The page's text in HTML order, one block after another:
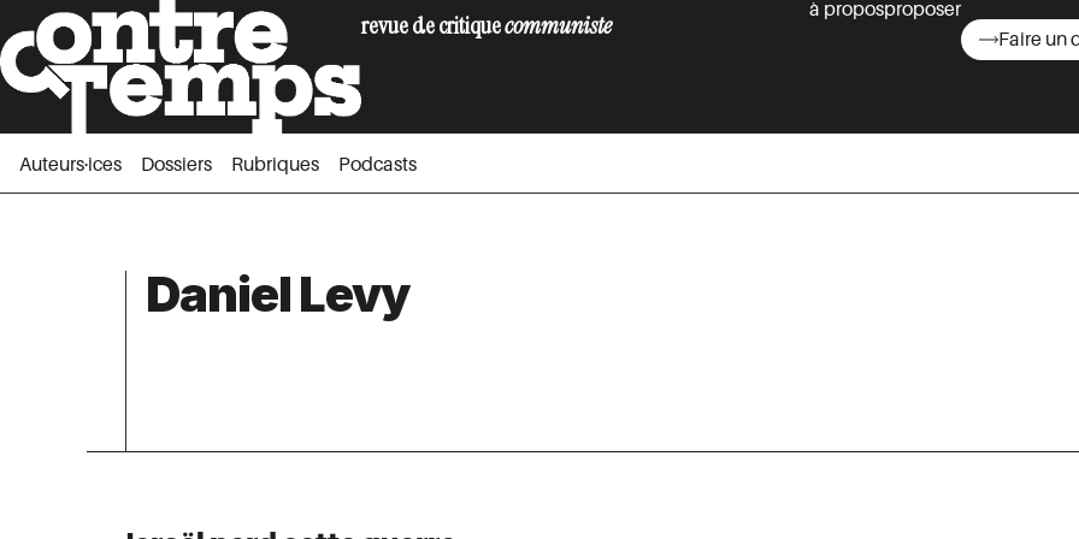
Auteurs·ices
revue de critiquecommuniste à proposproposer
Faire un
Auteurs·ices Dossiers Rubriques Podcasts
Daniel Levy